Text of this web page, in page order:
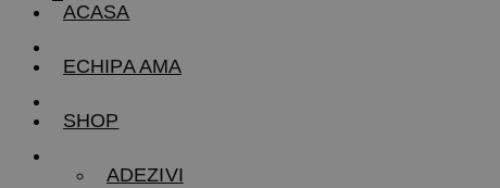
ACASA
ECHIPA AMA
SHOP
ADEZIVI